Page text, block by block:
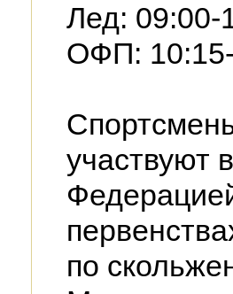
Лед: 09:00-
ОФП:
участвуют
по